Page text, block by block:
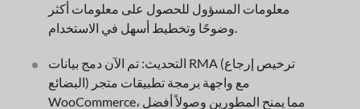
معلومات المسؤول للحصول على معلومات أكثر
وضوحًا وتخطيط أسهل في الاستخدام.
التحديث: تم الآن دمج بيانات RMA (ترخيص إرجاع
البضائع) مع واجهة برمجة تطبيقات متجر
WooCommerce، مما يمنح المطورين وصولاً أفضل